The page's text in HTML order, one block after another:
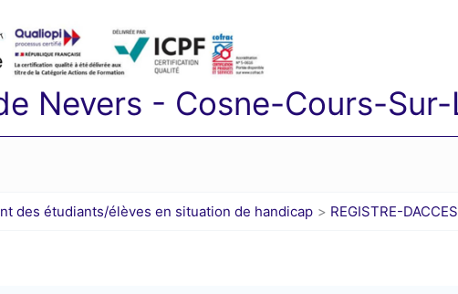
Nevers - Cosne-Cours-
des étudiants/élèves en situation de handicap REGISTRE-